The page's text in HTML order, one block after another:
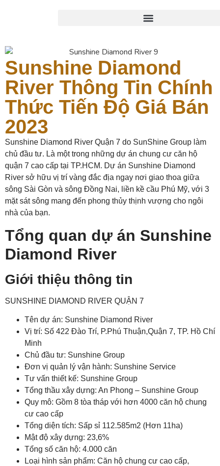
Sunshine Diamond
River Thông Tin Chính
Thức Tiến Độ Giá Bán
2023
Sunshine Diamond River Quận 7 do SunShine Group làm
chủ đầu tư. Là một trong những dự án chung cư căn hộ
quận 7 cao cấp tại TP.HCM. Dự án Sunshine Diamond
River sở hữu vị trí vàng đắc địa ngay nơi giao thoa giữa
sông Sài Gòn và sông Đồng Nai, liền kề cầu Phú Mỹ, với 3
mặt sát sông mang đến phong thủy thịnh vượng cho ngôi
nhà của bạn.
Tổng quan dự án Sunshine
Diamond River
Giới thiệu thông tin
SUNSHINE DIAMOND RIVER QUẬN 7
Tên dự án: Sunshine Diamond River
Vị trí: Số 422 Đào Trí, P.Phú Thuận,Quận 7, TP. Hồ Chí
Minh
Chủ đầu tư: Sunshine Group
Đơn vị quản lý vận hành: Sunshine Service
Tư vấn thiết kế: Sunshine Group
Tổng thầu xây dựng: An Phong – Sunshine Group
Quy mô: Gồm 8 tòa tháp với hơn 4000 căn hộ chung
cư cao cấp
Tổng diện tích: Sấp sỉ 112.585m2 (Hơn 11ha)
Mật độ xây dựng: 23,6%
Tổng số căn hộ: 4.000 căn
Loại hình sản phẩm: Căn hộ chung cư cao cấp,